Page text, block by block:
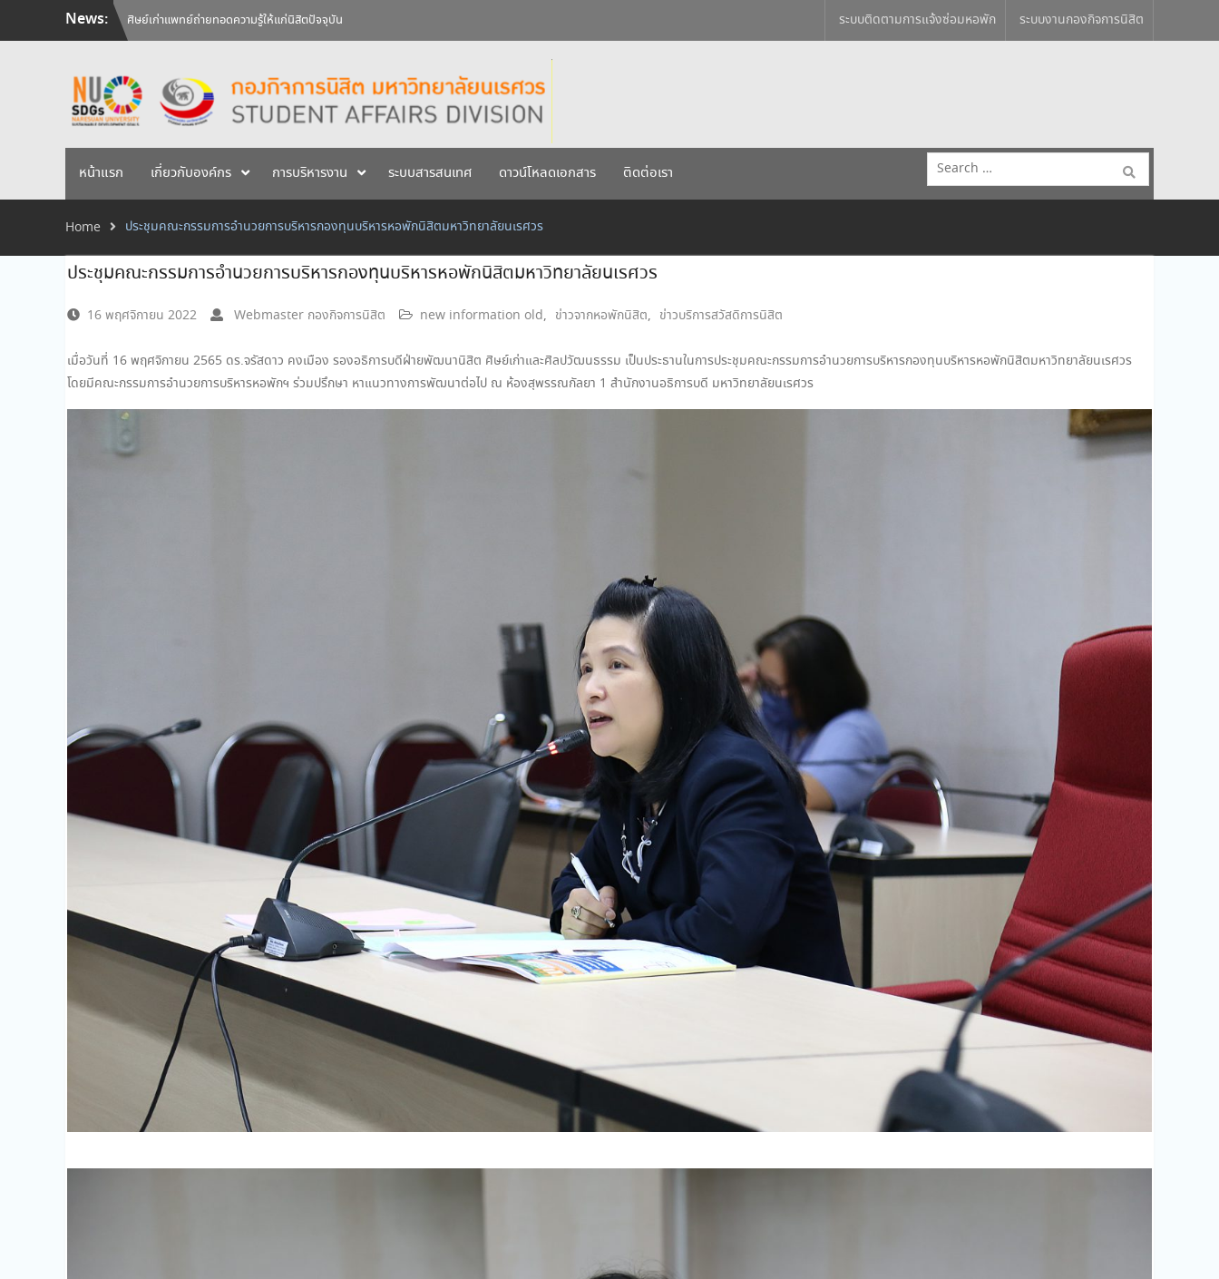
News:
วันคล้ายวันสถาปนามหาวิทยาลัยนเรศวร ครบรอบ 36 ปี 29 กรกฎาคม 2569
สัมภาษณ์นิสิตเพื่อพิจารณาเข้ารับทุนการศึกษามหาวิทยาลัยนเรศวร ประจำปีการศึกษา 256
ระบบติดตามการแจ้งซ่อมหอพัก ระบบงานกองกิจการนิสิต
หน้าแรก เกี่ยวกับองค์กร การบริหารงาน ระบบสารสนเทศ ดาวน์โหลดเอกสาร ติดต่อเรา
Search
for:
Home ประชุมคณะกรรมการอำนวยการบริหารกองทุนบริหารหอพักนิสิตมหาวิทยาลัยนเรศวร
ประชุมคณะกรรมการอำนวยการบริหารกองทุนบริหารหอพักนิสิตมหาวิทยาลัยนเรศวร
16 พฤศจิกายน 2022 Webmaster กองกิจการนิสิต new information old, ข่าวจากหอพักนิสิต, ข่าวบริการสวัสดิการนิสิต
เมื่อวันที่ 16 พฤศจิกายน 2565 ดร.จรัสดาว คงเมือง รองอธิการบดีฝ่ายพัฒนานิสิต ศิษย์เก่าและศิลปวัฒนธรรม เป็นประธานในการประชุมคณะกรรมการอำนวยการบริหารกองทุนบริหารหอพักนิสิตมหาวิทยาลัยนเรศวร
โดยมีคณะกรรมการอำนวยการบริหารหอพักฯ ร่วมปรึกษา หาแนวทางการพัฒนาต่อไป ณ ห้องสุพรรณกัลยา 1 สำนักงานอธิการบดี มหาวิทยาลัยนเรศวร